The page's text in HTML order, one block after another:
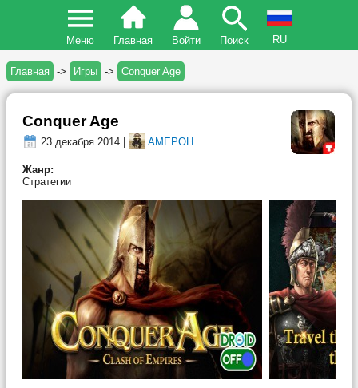
Меню Главная Войти Поиск RU
Главная -> Игры -> Conquer Age
Conquer Age
23 декабря 2014 | AMEPOH
Жанр:
Стратегии